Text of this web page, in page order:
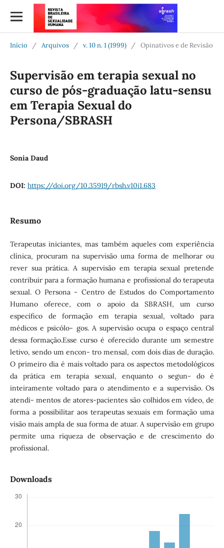
Início / Arquivos / v. 10 n. 1 (1999) / Opinativos e de Revisão
Supervisão em terapia sexual no
curso de pós-graduação latu-sensu
em Terapia Sexual do
Persona/SBRASH
Sonia Daud
DOI: https://doi.org/10.35919/rbsh.v10i1.683
Resumo
Terapeutas iniciantes, mas também aqueles com experiência
clínica, procuram na supervisão uma forma de melhorar ou
rever sua prática. A supervisão em terapia sexual pretende
contribuir para a formação humana e profissional do terapeuta
sexual. O Persona - Centro de Estudos do Comportamento
Humano oferece, com o apoio da SBRASH, um curso
específico de formação em terapia sexual, voltado para
médicos e psicólo- gos. A supervisão ocupa o espaço central
dessa formação.Esse curso é oferecido durante um semestre
letivo, sendo um encon- tro mensal, com dois dias de duração.
O primeiro dia é mais voltado para os aspectos metodológicos
da prática em terapia sexual, enquanto o segun- do é
inteiramente voltado para o atendimento e a supervisão. Os
atendi- mentos de atores-pacientes são colhidos em vídeo, de
forma a possibilitar aos terapeutas sexuais em formação uma
visão mais ampla de sua forma de atuar. A supervisão em grupo
permite uma riqueza de observação e de crescimento do
profissional.
Downloads